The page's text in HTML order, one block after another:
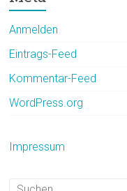
Anmelden
Eintrags-Feed
Kommentar-Feed
WordPress.org
Impressum